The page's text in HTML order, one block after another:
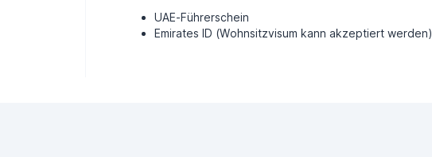
UAE-Führerschein
Emirates ID (Wohnsitzvisum kann akzeptiert werden)